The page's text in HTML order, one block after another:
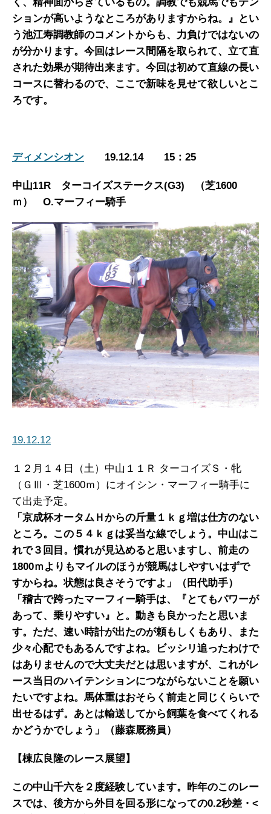
ションが高いようなところがありますからね。』とい
う池江寿調教師のコメントからも、力負けではないの
が分かります。今回はレース間隔を取られて、立て直
された効果が期待出来ます。今回は初めて直線の長い
コースに替わるので、ここで新味を見せて欲しいとこ
ろです。
ディメンシオン 19.12.14 15：25
中山11R ターコイズステークス(G3) （芝1600
ｍ） O.マーフィー騎手
19.12.12
１２月１４日（土）中山１１Ｒ ターコイズＳ・牝
（ＧⅢ・芝1600ｍ）にオイシン・マーフィー騎手に
て出走予定。
「京成杯オータムＨからの斤量１ｋｇ増は仕方のない
ところ。この５４ｋｇは妥当な線でしょう。中山はこ
れで３回目。慣れが見込めると思いますし、前走の
1800ｍよりもマイルのほうが競馬はしやすいはずで
すからね。状態は良さそうですよ」（田代助手）
「稽古で跨ったマーフィー騎手は、『とてもパワーが
あって、乗りやすい』と。動きも良かったと思いま
す。ただ、速い時計が出たのが頼もしくもあり、また
少々心配でもあるんですよね。ビッシリ追ったわけで
はありませんので大丈夫だとは思いますが、これがレ
ース当日のハイテンションにつながらないことを願い
たいですよね。馬体重はおそらく前走と同じくらいで
出せるはず。あとは輸送してから飼葉を食べてくれる
かどうかでしょう」（藤森厩務員）
【棟広良隆のレース展望】
この中山千六を２度経験しています。昨年のこのレー
スでは、後方から外目を回る形になっての0.2秒差・<